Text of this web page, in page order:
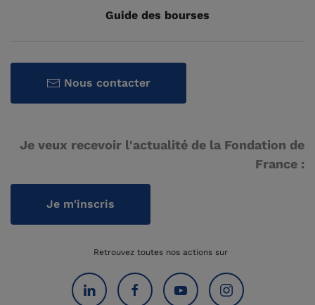
Guide des bourses
Nous contacter
Je veux recevoir l'actualité de la Fondation de
France :
Je m'inscris
Retrouvez toutes nos actions sur